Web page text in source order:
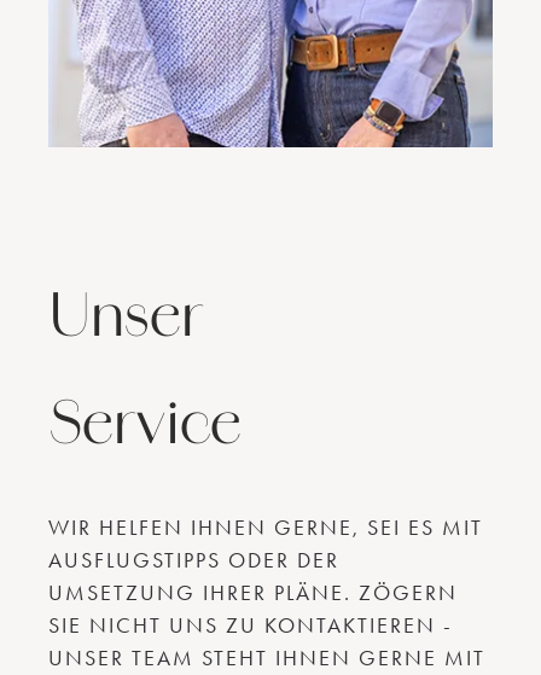
Unser
Service
WIR HELFEN IHNEN GERNE, SEI ES MIT
AUSFLUGSTIPPS ODER DER
UMSETZUNG IHRER PLÄNE. ZÖGERN
SIE NICHT UNS ZU KONTAKTIEREN -
UNSER TEAM STEHT IHNEN GERNE MIT